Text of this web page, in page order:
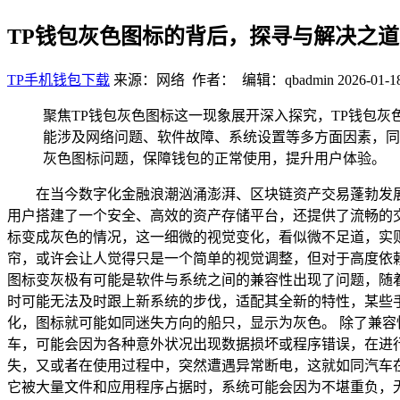
TP钱包灰色图标的背后，探寻与解决之道
TP手机钱包下载 来源：网络 作者： 编辑：qbadmin 2026-01-
聚焦TP钱包灰色图标这一现象展开深入探究，TP钱包
能涉及网络问题、软件故障、系统设置等多方面因素，
灰色图标问题，保障钱包的正常使用，提升用户体验。
在当今数字化金融浪潮汹涌澎湃、区块链资产交易蓬勃
用户搭建了一个安全、高效的资产存储平台，还提供了流畅
标变成灰色的情况，这一细微的视觉变化，看似微不足道，
帘，或许会让人觉得只是一个简单的视觉调整，但对于高度
图标变灰极有可能是软件与系统之间的兼容性出现了问题，
时可能无法及时跟上新系统的步伐，适配其全新的特性，某
化，图标就可能如同迷失方向的船只，显示为灰色。 除了兼
车，可能会因为各种意外状况出现数据损坏或程序错误，在
失，又或者在使用过程中，突然遭遇异常断电，这就如同汽
它被大量文件和应用程序占据时，系统可能会因为不堪重负